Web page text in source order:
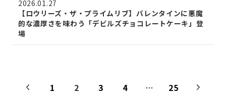
2026.01.27
【ロウリーズ・ザ・プライムリブ】バレンタインに悪魔
的な濃厚さを味わう「デビルズチョコレートケーキ」登
場
1 2 3 4 … 25